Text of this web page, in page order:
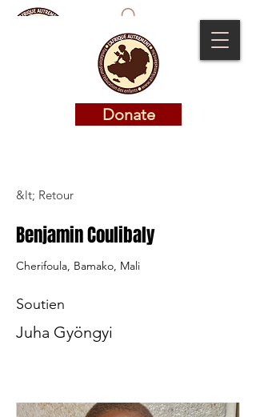
Donate
Donate
&lt; Retour
Benjamin Coulibaly
Cherifoula, Bamako, Mali
Soutien
Juha Gyöngyi